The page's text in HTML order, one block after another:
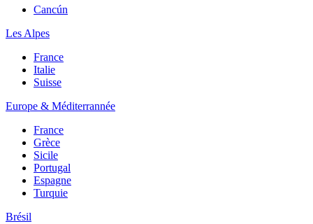
Cancún
Les Alpes
France
Italie
Suisse
Europe & Méditerrannée
France
Grèce
Sicile
Portugal
Espagne
Turquie
Brésil